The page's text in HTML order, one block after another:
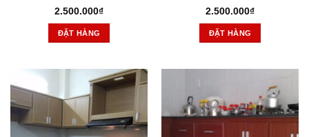
2.500.000₫
ĐẶT HÀNG
2.500.000₫
ĐẶT HÀNG